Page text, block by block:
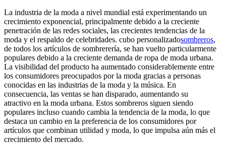
La industria de la moda a nivel mundial está experimentando un
crecimiento exponencial, principalmente debido a la creciente
penetración de las redes sociales, las crecientes tendencias de la
moda y el respaldo de celebridades. cubo personalizadosombreros,
de todos los artículos de sombrerería, se han vuelto particularmente
populares debido a la creciente demanda de ropa de moda urbana.
La visibilidad del producto ha aumentado considerablemente entre
los consumidores preocupados por la moda gracias a personas
conocidas en las industrias de la moda y la música. En
consecuencia, las ventas se han disparado, aumentando su
atractivo en la moda urbana. Estos sombreros siguen siendo
populares incluso cuando cambia la tendencia de la moda, lo que
destaca un cambio en la preferencia de los consumidores por
artículos que combinan utilidad y moda, lo que impulsa aún más el
crecimiento del mercado.